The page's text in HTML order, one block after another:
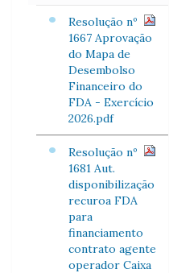
Resolução nº
1667 Aprovação
do Mapa de
Desembolso
Financeiro do
FDA - Exercício
2026.pdf
Resolução nº
1681 Aut.
disponibilização
recuroa FDA
para
financiamento
contrato agente
operador Caixa